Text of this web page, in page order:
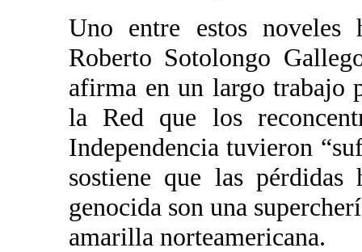
Uno entre estos noveles
Roberto Sotolongo
afirma en un largo trabajo
la Red que los
Independencia tuvieron
sostiene que las pérdidas
genocida son una
amarilla norteamericana.